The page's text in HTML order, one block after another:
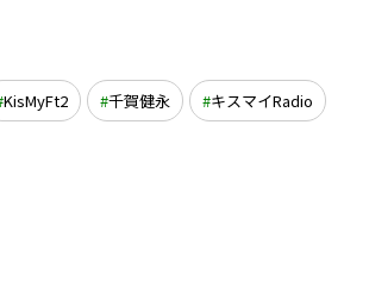
KisMyFt2 千賀健永 キスマイRadio